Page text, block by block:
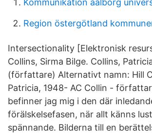
Kommunikation aalborg
Region östergötland
Intersectionality [Elektronisk
Collins, Sirma Bilge. Collins,
(författare) Alternativt namn: Hill
Patricia, 1948- AC Collin -
befinner jag mig i den där
förälskelsefasen, när allt känns
spännande. Bilderna till en